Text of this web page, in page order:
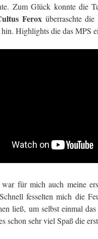
Zum Glück konnte die
Ferox überraschte
Highlights die das MPS
war für mich auch meine
fesselten mich die
ließ, um selbst einmal
schon sehr viel Spaß die